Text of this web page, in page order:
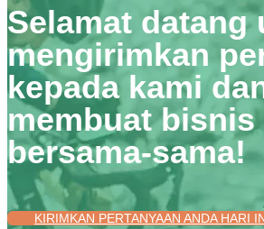
Selamat datang
mengirimkan
kepada kami
membuat bisnis
bersama-sama!
KIRIMKAN PERTANYAAN ANDA HARI